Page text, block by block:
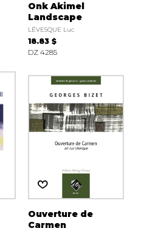
Onk Akimel
Landscape
LÉVESQUE Luc
18.83 $
DZ 4285
Ouverture de
Carmen